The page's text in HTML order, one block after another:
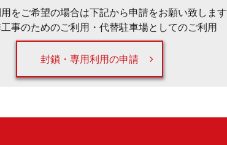
をご希望の場合は下記から申請をお願い致しま
工事のためのご利用・代替駐車場としてのご利用
封鎖・専用利用の申請